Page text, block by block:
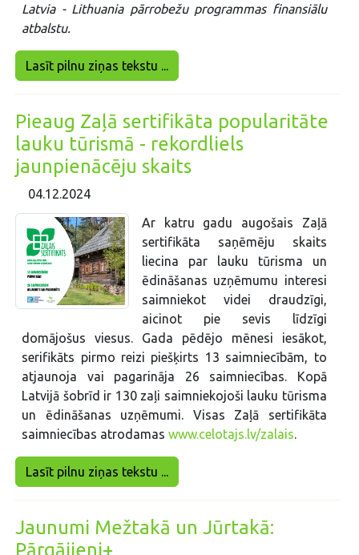
Latvia - Lithuania pārrobežu programmas finansiālu
atbalstu.
Lasīt pilnu ziņas tekstu ...
Pieaug Zaļā sertifikāta popularitāte
lauku tūrismā - rekordliels
jaunpienācēju skaits
04.12.2024
Ar katru gadu augošais Zaļā
sertifikāta saņēmēju skaits
liecina par lauku tūrisma un
ēdināšanas uzņēmumu interesi
saimniekot videi draudzīgi,
aicinot pie sevis līdzīgi
domājošus viesus. Gada pēdējo mēnesi iesākot,
serifikāts pirmo reizi piešķirts 13 saimniecībām, to
atjaunoja vai pagarināja 26 saimniecības. Kopā
Latvijā šobrīd ir 130 zaļi saimniekojoši lauku tūrisma
un ēdināšanas uzņēmumi. Visas Zaļā sertifikāta
saimniecības atrodamaswww.celotajs.lv/zalais.
Lasīt pilnu ziņas tekstu ...
Jaunumi Mežtakā un Jūrtakā:
Pārgājieni+